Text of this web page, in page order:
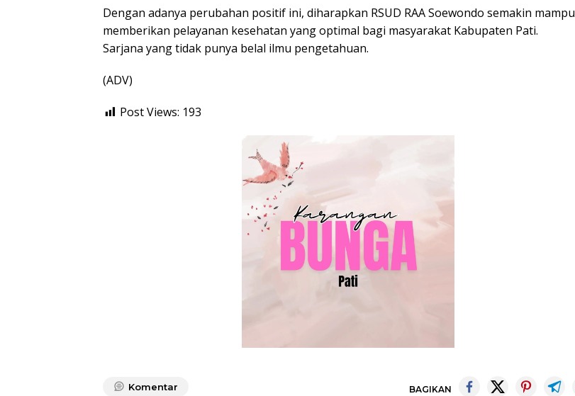
Dengan adanya perubahan positif ini, diharapkan RSUD RAA Soewondo semakin mampu
memberikan pelayanan kesehatan yang optimal bagi masyarakat Kabupaten Pati.
Sarjana yang tidak punya belal ilmu pengetahuan.
(ADV)
Post Views: 193
Komentar BAGIKAN